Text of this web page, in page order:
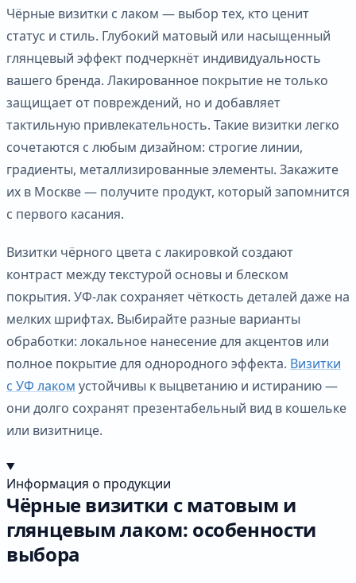
Чёрные визитки с лаком — выбор тех, кто ценит
статус и стиль. Глубокий матовый или насыщенный
глянцевый эффект подчеркнёт индивидуальность
вашего бренда. Лакированное покрытие не только
защищает от повреждений, но и добавляет
тактильную привлекательность. Такие визитки легко
сочетаются с любым дизайном: строгие линии,
градиенты, металлизированные элементы. Закажите
их в Москве — получите продукт, который запомнится
с первого касания.
Визитки чёрного цвета с лакировкой создают
контраст между текстурой основы и блеском
покрытия. УФ-лак сохраняет чёткость деталей даже на
мелких шрифтах. Выбирайте разные варианты
обработки: локальное нанесение для акцентов или
полное покрытие для однородного эффекта. Визитки
с УФ лаком устойчивы к выцветанию и истиранию —
они долго сохранят презентабельный вид в кошельке
или визитнице.
Информация о продукции
Чёрные визитки с матовым и
глянцевым лаком: особенности
выбора